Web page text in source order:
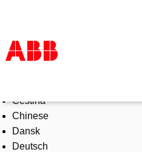
Products & Solutions
Industries
Services
About us
Čeština
Chinese
Dansk
Deutsch